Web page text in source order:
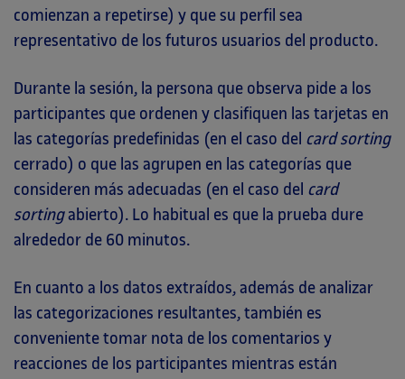
comienzan a repetirse) y que su perfil sea
representativo de los futuros usuarios del producto.
Durante la sesión, la persona que observa pide a los
participantes que ordenen y clasifiquen las tarjetas en
las categorías predefinidas (en el caso del card sorting
cerrado) o que las agrupen en las categorías que
consideren más adecuadas (en el caso del card
sortingabierto). Lo habitual es que la prueba dure
alrededor de 60 minutos.
En cuanto a los datos extraídos, además de analizar
las categorizaciones resultantes, también es
conveniente tomar nota de los comentarios y
reacciones de los participantes mientras están